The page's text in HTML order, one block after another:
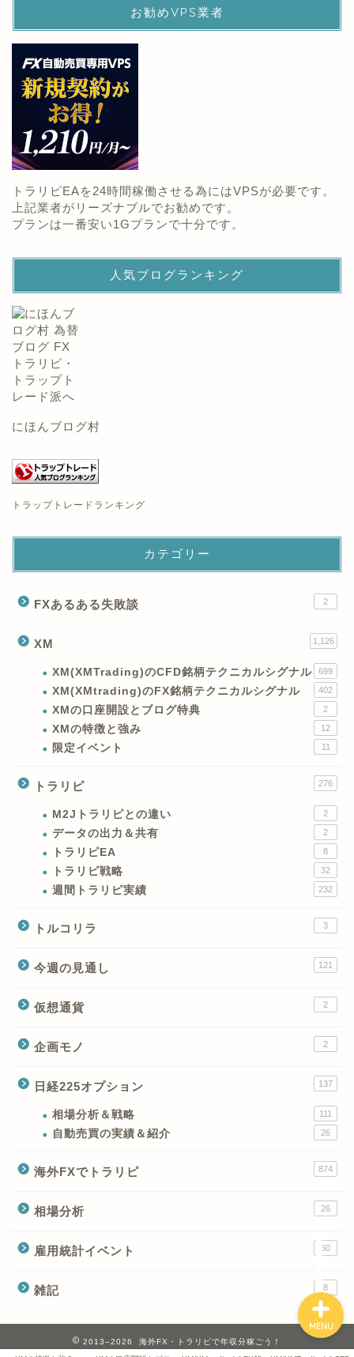
お勧めVPS業者
トラリピEAを24時間稼働させる為にはVPSが必要です。
上記業者がリーズナブルでお勧めです。
プランは一番安い1Gプランで十分です。
人気ブログランキング
にほんブログ村
トラップトレードランキング
カテゴリー
FXあるある失敗談 2
XM 1,126
XM(XMTrading)のCFD銘柄テクニカルシグナル 699
XM(XMtrading)のFX銘柄テクニカルシグナル 402
XMの口座開設とブログ特典 2
XMの特徴と強み 12
限定イベント 11
トラリピ 276
M2Jトラリピとの違い 2
データの出力＆共有 2
トラリピEA 8
トラリピ戦略 32
週間トラリピ実績 232
トルコリラ 3
今週の見通し 121
仮想通貨 2
企画モノ 2
日経225オプション 137
相場分析＆戦略 111
自動売買の実績＆紹介 26
海外FXでトラリピ 874
相場分析 26
雇用統計イベント 60
雑記 8
2013–2026 海外FX・トラリピで年収分稼ごう！
MENU